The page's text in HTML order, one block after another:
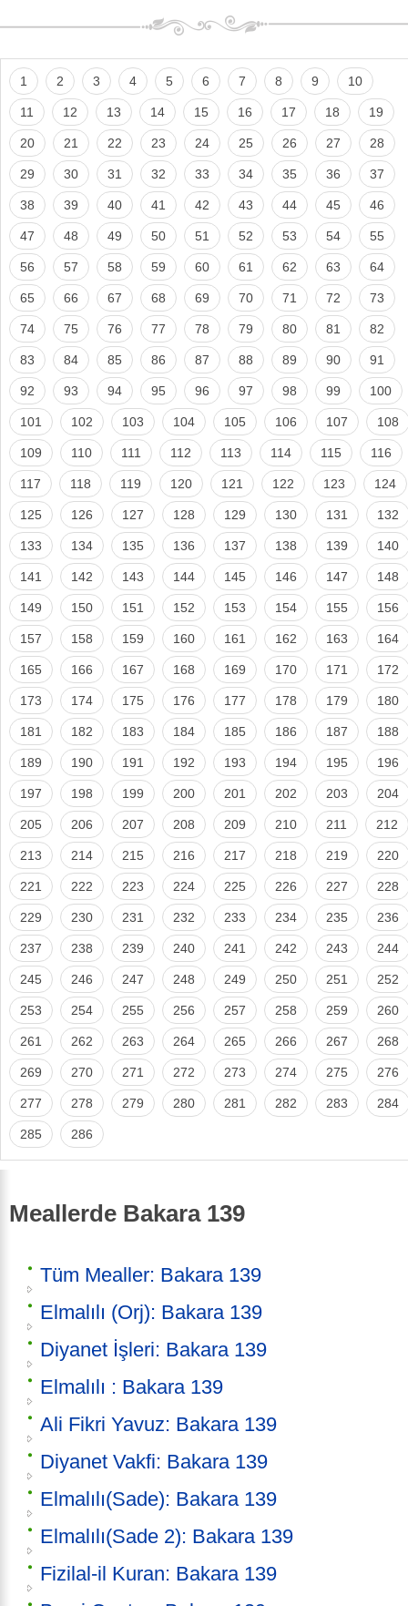
1 2 3 4 5 6 7 8 9 10
11 12 13 14 15 16 17 18 19
20 21 22 23 24 25 26 27 28
29 30 31 32 33 34 35 36 37
38 39 40 41 42 43 44 45 46
47 48 49 50 51 52 53 54 55
56 57 58 59 60 61 62 63 64
65 66 67 68 69 70 71 72 73
74 75 76 77 78 79 80 81 82
83 84 85 86 87 88 89 90 91
92 93 94 95 96 97 98 99 100
101 102 103 104 105 106 107 108
109 110 111 112 113 114 115 116
117 118 119 120 121 122 123 124
125 126 127 128 129 130 131 132
133 134 135 136 137 138 139 140
141 142 143 144 145 146 147 148
149 150 151 152 153 154 155 156
157 158 159 160 161 162 163 164
165 166 167 168 169 170 171 172
173 174 175 176 177 178 179 180
181 182 183 184 185 186 187 188
189 190 191 192 193 194 195 196
197 198 199 200 201 202 203 204
205 206 207 208 209 210 211 212
213 214 215 216 217 218 219 220
221 222 223 224 225 226 227 228
229 230 231 232 233 234 235 236
237 238 239 240 241 242 243 244
245 246 247 248 249 250 251 252
253 254 255 256 257 258 259 260
261 262 263 264 265 266 267 268
269 270 271 272 273 274 275 276
277 278 279 280 281 282 283 284
285 286
Meallerde Bakara 139
Tüm Mealler: Bakara 139
Elmalılı (Orj): Bakara 139
Diyanet İşleri: Bakara 139
Elmalılı : Bakara 139
Ali Fikri Yavuz: Bakara 139
Diyanet Vakfi: Bakara 139
Elmalılı(Sade): Bakara 139
Elmalılı(Sade 2): Bakara 139
Fizilal-il Kuran: Bakara 139